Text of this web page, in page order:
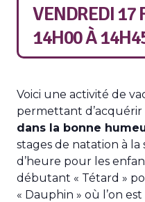
VENDREDI 17
14H00À
Voici une activité de
permettant d’acquérir
dans la bonne
stages de natation à
d’heure pour les
débutant « Tétard »
« Dauphin » où l’on